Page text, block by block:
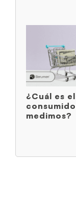
¿Cuál es
medimos?